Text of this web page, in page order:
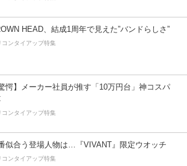
HEAD、結成1周年で見えた”バンドらしさ”
コンタイアップ特集
驚愕】メーカー社員が推す「10万円台」神コスパ
コンタイアップ特集
似合う登場人物は…『VIVANT』限定ウオッチ
コンタイアップ特集